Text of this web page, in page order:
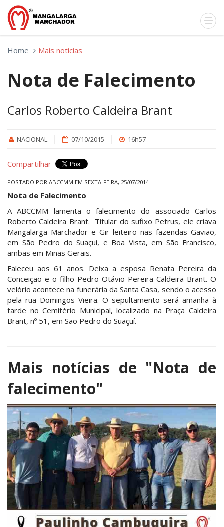
Home Mais notícias
Nota de Falecimento
Carlos Roberto Caldeira Brant
NACIONAL 07/10/2015 16h57
Compartilhar
POSTADO POR ABCCMM EM SEXTA-FEIRA, 25/07/2014
Nota de Falecimento
A ABCCMM lamenta o falecimento do associado Carlos
Roberto Caldeira Brant. Titular do sufixo Petrus, ele criava
Mangalarga Marchador e Gir leiteiro nas fazendas Gavião,
em São Pedro do Suaçuí, e Boa Vista, em São Francisco,
ambas em Minas Gerais.
Faleceu aos 61 anos. Deixa a esposa Renata Pereira da
Conceição e o filho Pedro Otávio Pereira Caldeira Brant. O
velório acontece na funerária da Santa Casa, sendo o acesso
pela rua Domingos Vieira. O sepultamento será amanhã à
tarde no Cemitério Municipal, localizado na Praça Caldeira
Brant, nº 51, em São Pedro do Suaçuí.
Mais notícias de "Nota de
falecimento"